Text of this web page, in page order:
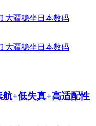
+低失真+高适配性